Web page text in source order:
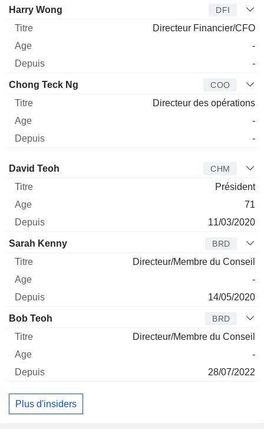
Harry Wong DFI
Directeur Financier/CFO
-
-
Chong Teck Ng COO
Directeur des opérations
-
-
Administrateur
David Teoh CHM
Président
71
11/03/2020
Sarah Kenny BRD
Directeur/Membre du Conseil
-
14/05/2020
Bob Teoh BRD
Directeur/Membre du Conseil
-
28/07/2022
Plus d'insiders